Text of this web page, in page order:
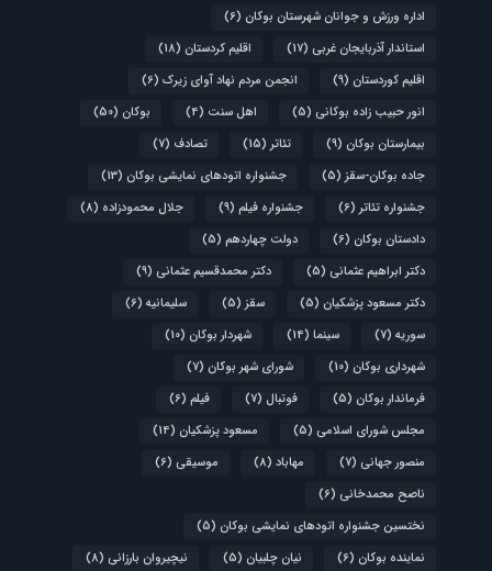
اداره ورزش و جوانان شهرستان بوکان (6)
استاندار آذربایجان غربی (17) اقلیم کردستان (18)
اقلیم کوردستان (9) انجمن مردم نهاد آوای زیرک (6)
انور حبیب زاده بوکانی (5) اهل سنت (4) بوکان (50)
بیمارستان بوکان (9) تئاتر (15) تصادف (7)
جاده بوکان-سقز (5) جشنواره اتودهای نمایشی بوکان (13)
جشنواره تئاتر (6) جشنواره فیلم (9) جلال محمودزاده (8)
دادستان بوکان (6) دولت چهاردهم (5)
دکتر ابراهیم عثمانی (5) دکتر محمدقسیم عثمانی (9)
دکتر مسعود پزشکیان (5) سقز (5) سلیمانیه (6)
سوریه (7) سینما (14) شهردار بوکان (10)
شهرداری بوکان (10) شورای شهر بوکان (7)
فرماندار بوکان (5) فوتبال (7) فیلم (6)
مجلس شورای اسلامی (5) مسعود پزشکیان (14)
منصور جهانی (7) مهاباد (8) موسیقی (6)
ناصح محمدخانی (6)
نختسین جشنواره اتودهای نمایشی بوکان (5)
نماینده بوکان (6) نیان چلبیان (5) نیچیروان بارزانی (8)